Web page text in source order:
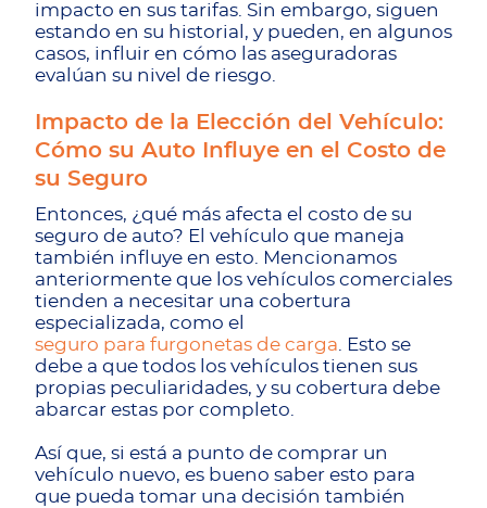
impacto en sus tarifas. Sin embargo, siguen
estando en su historial, y pueden, en algunos
casos, influir en cómo las aseguradoras
evalúan su nivel de riesgo.
Impacto de la Elección del Vehículo:
Cómo su Auto Influye en el Costo de
su Seguro
Entonces, ¿qué más afecta el costo de su
seguro de auto? El vehículo que maneja
también influye en esto. Mencionamos
anteriormente que los vehículos comerciales
tienden a necesitar una cobertura
especializada, como el
seguro para furgonetas de carga . Esto se
debe a que todos los vehículos tienen sus
propias peculiaridades, y su cobertura debe
abarcar estas por completo.
Así que, si está a punto de comprar un
vehículo nuevo, es bueno saber esto para
que pueda tomar una decisión también